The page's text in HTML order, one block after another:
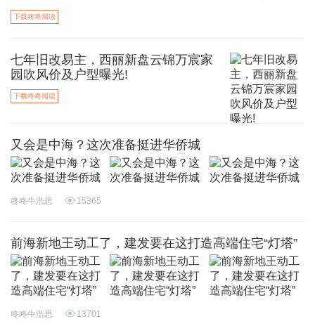
下载咚咚阅读
七年旧改易主，西丽新盘云锦万宸家
园吹风价及户型曝光!
下载咚咚阅读
又会是中海？这次准备挺进华侨城
咚咚牛浩思 15365
前海新地王动工了，建发要在这打造高端住宅“灯塔”
咚咚牛浩思 13701